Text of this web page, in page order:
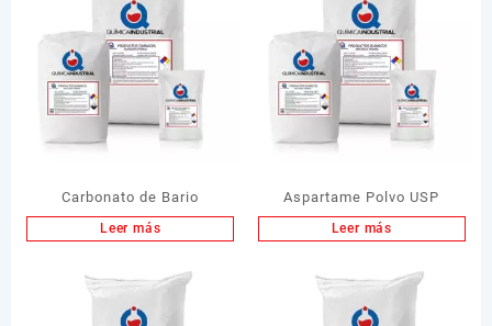
Carbonato de Bario
Leer más
Aspartame Polvo USP
Leer más